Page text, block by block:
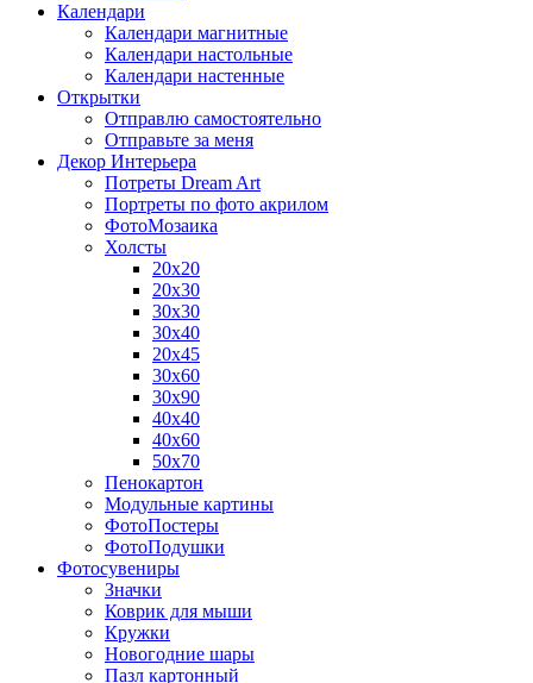
Календари
Календари магнитные
Календари настольные
Календари настенные
Открытки
Отправлю самостоятельно
Отправьте за меня
Декор Интерьера
Потреты Dream Art
Портреты по фото акрилом
ФотоМозаика
Холсты
20х20
20х30
30х30
30х40
20х45
30х60
30х90
40х40
40х60
50х70
Пенокартон
Модульные картины
ФотоПостеры
ФотоПодушки
Фотоcувениры
Значки
Коврик для мыши
Кружки
Новогодние шары
Пазл картонный